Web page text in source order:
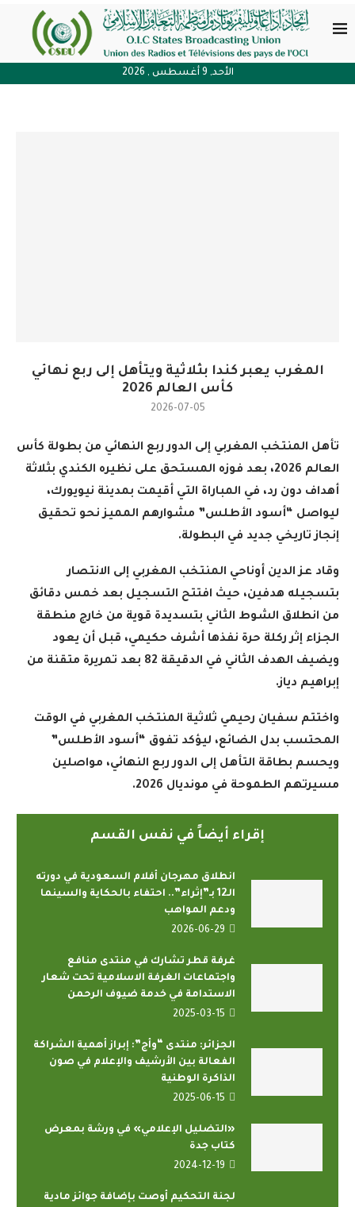
الأحد, 9 أغسطس , 2026
المغرب يعبر كندا بثلاثية ويتأهل إلى ربع نهائي
كأس العالم 2026
2026-07-05
تأهل المنتخب المغربي إلى الدور ربع النهائي من بطولة كأس
العالم 2026، بعد فوزه المستحق على نظيره الكندي بثلاثة
أهداف دون رد، في المباراة التي أقيمت بمدينة نيويورك،
ليواصل “أسود الأطلس” مشوارهم المميز نحو تحقيق
إنجاز تاريخي جديد في البطولة.
وقاد عز الدين أوناحي المنتخب المغربي إلى الانتصار
بتسجيله هدفين، حيث افتتح التسجيل بعد خمس دقائق
من انطلاق الشوط الثاني بتسديدة قوية من خارج منطقة
الجزاء إثر ركلة حرة نفذها أشرف حكيمي، قبل أن يعود
ويضيف الهدف الثاني في الدقيقة 82 بعد تمريرة متقنة من
إبراهيم دياز.
واختتم سفيان رحيمي ثلاثية المنتخب المغربي في الوقت
المحتسب بدل الضائع، ليؤكد تفوق “أسود الأطلس”
ويحسم بطاقة التأهل إلى الدور ربع النهائي، مواصلين
مسيرتهم الطموحة في مونديال 2026
.
إقراء أيضاً في نفس القسم
انطلاق مهرجان أفلام السعودية في دورته
الـ12 بـ”إثراء”.. احتفاء بالحكاية والسينما
ودعم المواهب
2026-06-29
غرفة قطر تشارك في منتدى منافع
واجتماعات الغرفة الاسلامية تحت شعار
الاستدامة في خدمة ضيوف الرحمن
2025-03-15
الجزائر: منتدى “وأج”: إبراز أهمية الشراكة
الفعالة بين الأرشيف والإعلام في صون
الذاكرة الوطنية
2025-06-15
«التضليل الإعلامي» في ورشة بمعرض
كتاب جدة
2024-12-19
لجنة التحكيم أوصت بإضافة جوائز مادية